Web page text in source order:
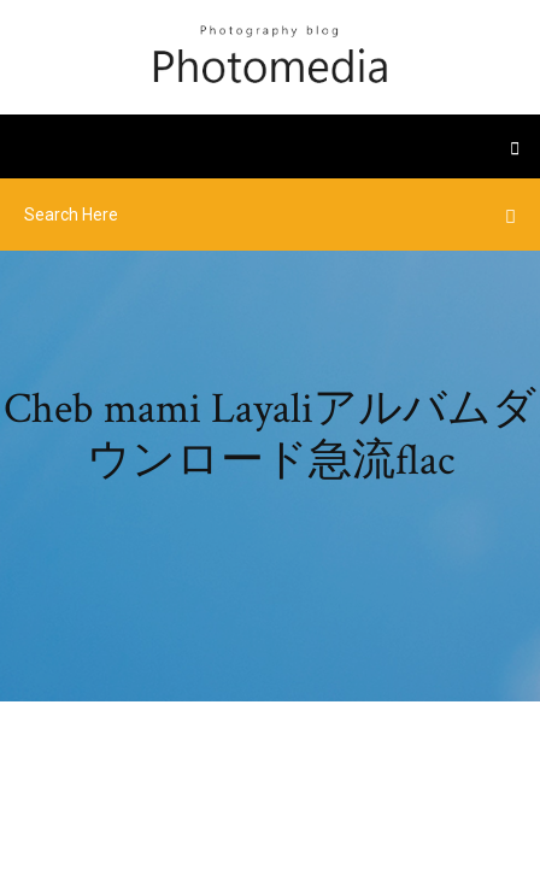
Cheb mami Layaliアルバムダ
ウンロード急流flac